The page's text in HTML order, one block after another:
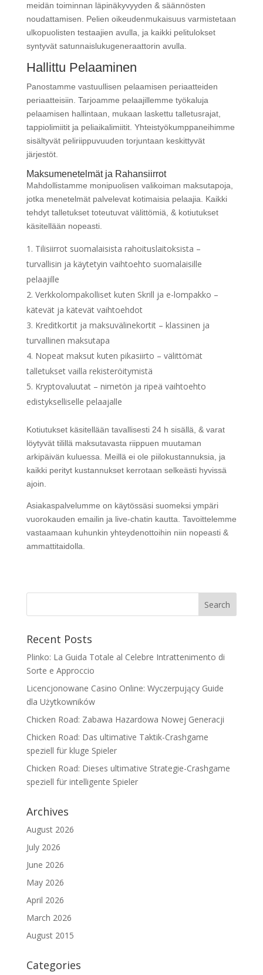
meidän toiminnan läpinäkyvyyden & säännösten
noudattamisen. Pelien oikeudenmukaisuus varmistetaan
ulkopuolisten testaajien avulla, ja kaikki pelitulokset
syntyvät satunnaislukugeneraattorin avulla.
Hallittu Pelaaminen
Panostamme vastuullisen pelaamisen periaatteiden
periaatteisiin. Tarjoamme pelaajillemme työkaluja
pelaamisen hallintaan, mukaan laskettu talletusrajat,
tappiolimiitit ja peliaikalimiitit. Yhteistyökumppaneihimme
sisältyvät peliriippuvuuden torjuntaan keskittyvät
järjestöt.
Maksumenetelmät ja Rahansiirrot
Mahdollistamme monipuolisen valikoiman maksutapoja,
jotka menetelmät palvelevat kotimaisia pelaajia. Kaikki
tehdyt talletukset toteutuvat välittömiä, & kotiutukset
käsitellään nopeasti.
Tilisiirrot suomalaisista rahoituslaitoksista –
turvallisin ja käytetyin vaihtoehto suomalaisille
pelaajille
Verkkolompakolliset kuten Skrill ja e-lompakko –
kätevät ja kätevät vaihtoehdot
Kreditkortit ja maksuvälinekortit – klassinen ja
turvallinen maksutapa
Nopeat maksut kuten pikasiirto – välittömät
talletukset vailla rekisteröitymistä
Kryptovaluutat – nimetön ja ripeä vaihtoehto
edistykselliselle pelaajalle
Kotiutukset käsitellään tavallisesti 24 h sisällä, & varat
löytyvät tilillä maksutavasta riippuen muutaman
arkipäivän kuluessa. Meillä ei ole piilokustannuksia, ja
kaikki perityt kustannukset kerrotaan selkeästi hyvissä
ajoin.
Asiakaspalvelumme on käytössäsi suomeksi ympäri
vuorokauden emailin ja live-chatin kautta. Tavoittelemme
vastaamaan kuhunkin yhteydenottoihin niin nopeasti &
ammattitaidolla.
Recent Posts
Plinko: La Guida Totale al Celebre Intrattenimento di
Sorte e Approccio
Licencjonowane Casino Online: Wyczerpujący Guide
dla Użytkowników
Chicken Road: Zabawa Hazardowa Nowej Generacji
Chicken Road: Das ultimative Taktik-Crashgame
speziell für kluge Spieler
Chicken Road: Dieses ultimative Strategie-Crashgame
speziell für intelligente Spieler
Archives
August 2026
July 2026
June 2026
May 2026
April 2026
March 2026
August 2015
Categories